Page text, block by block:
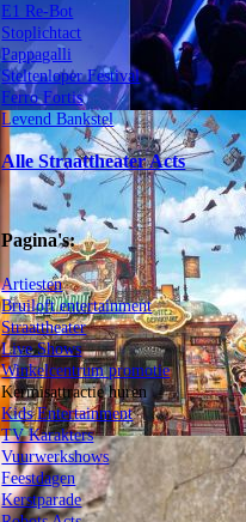
E1 Re-Bot
Stoplichtact
Pappagalli
Steltenloper Festival
Ferro Fortis
Levend Bankstel
Alle Straattheater Acts
Pagina's:
Artiesten
Bruiloft entertainment
Straattheater
Live Shows
Winkelcentrum promotie
Kermisattractie huren
Kids Entertainment
TV Karakters
Vuurwerkshows
Feestdagen
Kerstparade